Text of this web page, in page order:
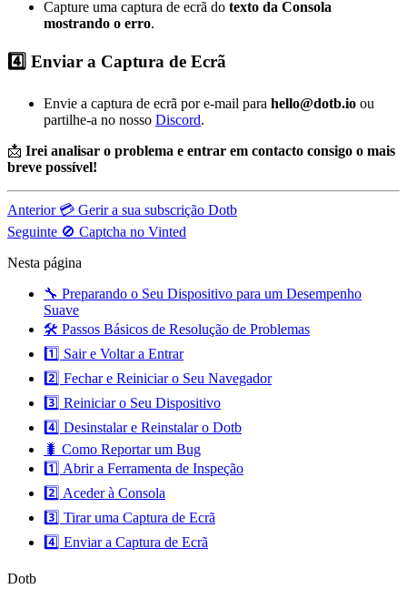
Capture uma captura de ecrã do texto da Consola
mostrando o erro.
4️⃣ Enviar a Captura de Ecrã
Envie a captura de ecrã por e-mail para hello@dotb.io ou
partilhe-a no nosso Discord.
📩 Irei analisar o problema e entrar em contacto consigo o mais
breve possível!
Anterior 💳 Gerir a sua subscrição Dotb
Seguinte 🚫 Captcha no Vinted
Nesta página
🔧 Preparando o Seu Dispositivo para um Desempenho
Suave
🛠️ Passos Básicos de Resolução de Problemas
1️⃣ Sair e Voltar a Entrar
2️⃣ Fechar e Reiniciar o Seu Navegador
3️⃣ Reiniciar o Seu Dispositivo
4️⃣ Desinstalar e Reinstalar o Dotb
🐛 Como Reportar um Bug
1️⃣ Abrir a Ferramenta de Inspeção
2️⃣ Aceder à Consola
3️⃣ Tirar uma Captura de Ecrã
4️⃣ Enviar a Captura de Ecrã
Dotb